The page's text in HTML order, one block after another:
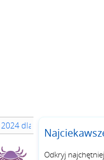
dla swojego znaku
Odkryj